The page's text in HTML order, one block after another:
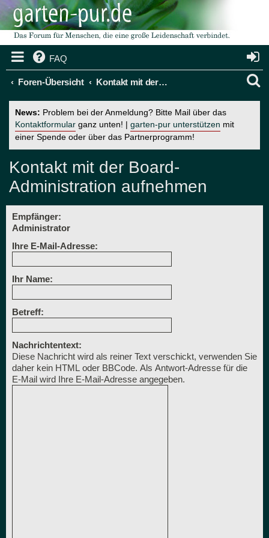
FAQ
Foren-Übersicht Kontakt mit der Board-Administration aufnehmen
News: Problem bei der Anmeldung? Bitte Mail über das
Kontaktformular ganz unten! | garten-pur unterstützen mit
einer Spende oder über das Partnerprogramm!
Kontakt mit der Board-
Administration aufnehmen
Empfänger:
Administrator
Ihre E-Mail-Adresse:
Ihr Name:
Betreff:
Nachrichtentext:
Diese Nachricht wird als reiner Text verschickt, verwenden Sie
daher kein HTML oder BBCode. Als Antwort-Adresse für die
E-Mail wird Ihre E-Mail-Adresse angegeben.